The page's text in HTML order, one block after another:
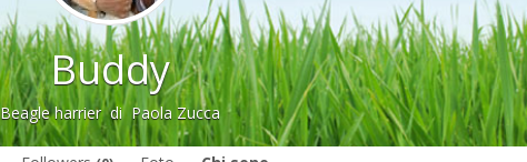
Buddy
Beagle harrierdi Paola Zucca